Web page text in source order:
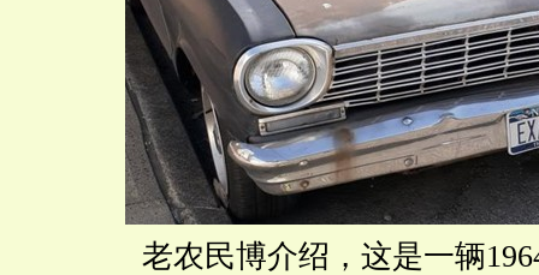
老农民博介绍，这是一辆